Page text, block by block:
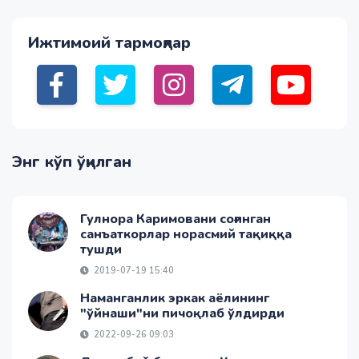
Ижтимоий тармоқлар
Энг кўп ўқилган
Гулнора Каримовани соғинган
санъаткорлар норасмий тақиққа
тушди
2019-07-19 15:40
Наманганлик эркак аёлининг
"ўйнаши"ни пичоқлаб ўлдирди
2022-09-26 09:03